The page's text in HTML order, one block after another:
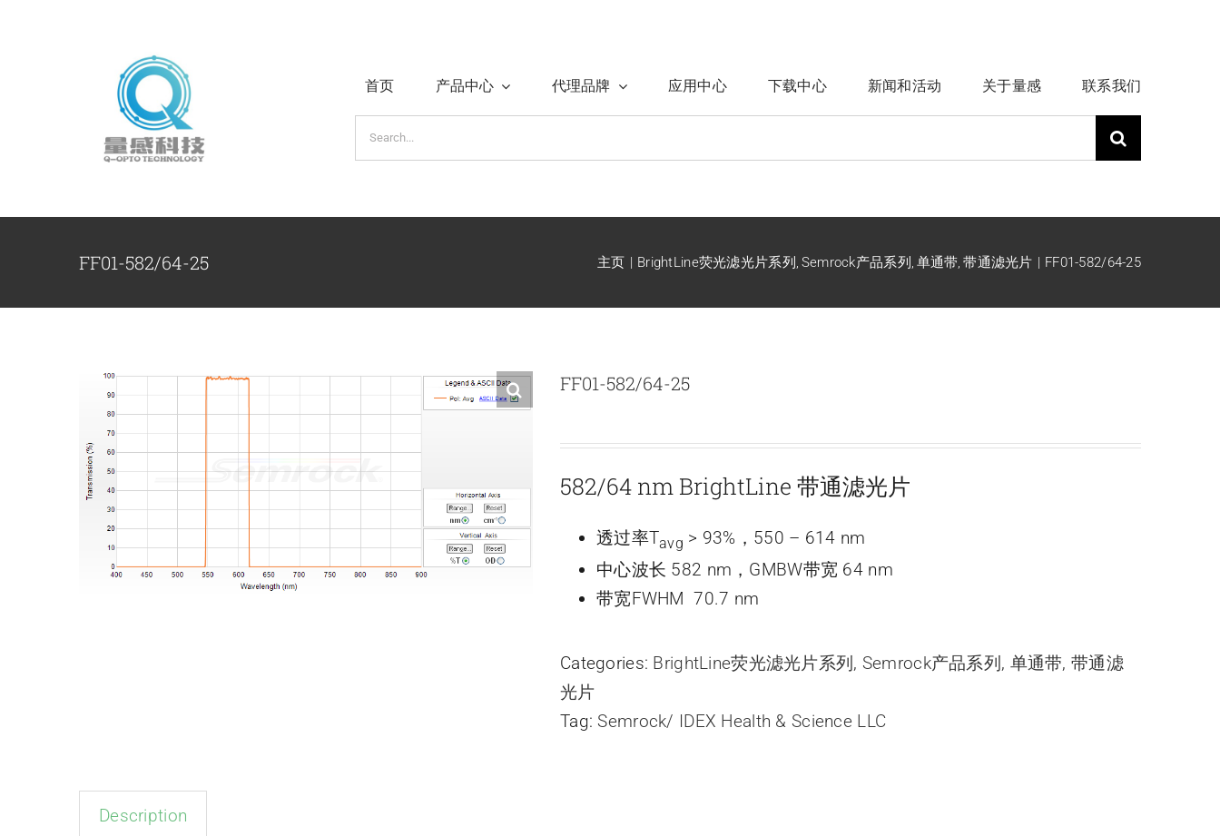
首页 产品中心 代理品牌 应用中心 下载中心 新闻和活动 关于量感 联系我们
索：
FF01-582/64-25 主页 BrightLine荧光滤光片系列 Semrock产品系列 单通带 带通滤光片 FF01-582/64-25
FF01-582/64-25
582/64 nm BrightLine 带通滤光片
透过率Tavg > 93%，550 – 614 nm
中心波长 582 nm，GMBW带宽 64 nm
带宽FWHM 70.7 nm
Categories: BrightLine荧光滤光片系列 , Semrock产品系列 , 单通带,带通滤
光片
Tag:Semrock/ IDEX Health & Science LLC
Description